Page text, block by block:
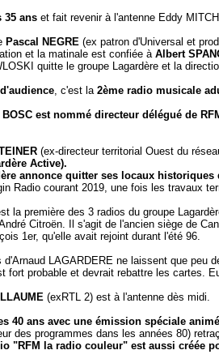
35 ans et fait revenir à l'antenne Eddy
Pascal NEGRE (ex patron d'Universal et
et la matinale est confiée à Albert
quitte le groupe Lagardère et la
, c'est la 2ème radio musicale
est nommé directeur délégué de
(ex-directeur territorial Ouest du
Active).
annonce quitter ses locaux historiques
Radio courant 2019, une fois les travaux
la première des 3 radios du groupe
Citroën. Il s'agit de l'ancien siège de
1er, qu'elle avait rejoint durant l'été 96.
d'Arnaud LAGARDERE ne laissent que peu
fort probable et devrait rebattre les cartes.
(exRTL 2) est à l'antenne dès midi.
40 ans avec une émission spéciale
des programmes dans les années 80)
"RFM la radio couleur" est aussi créée